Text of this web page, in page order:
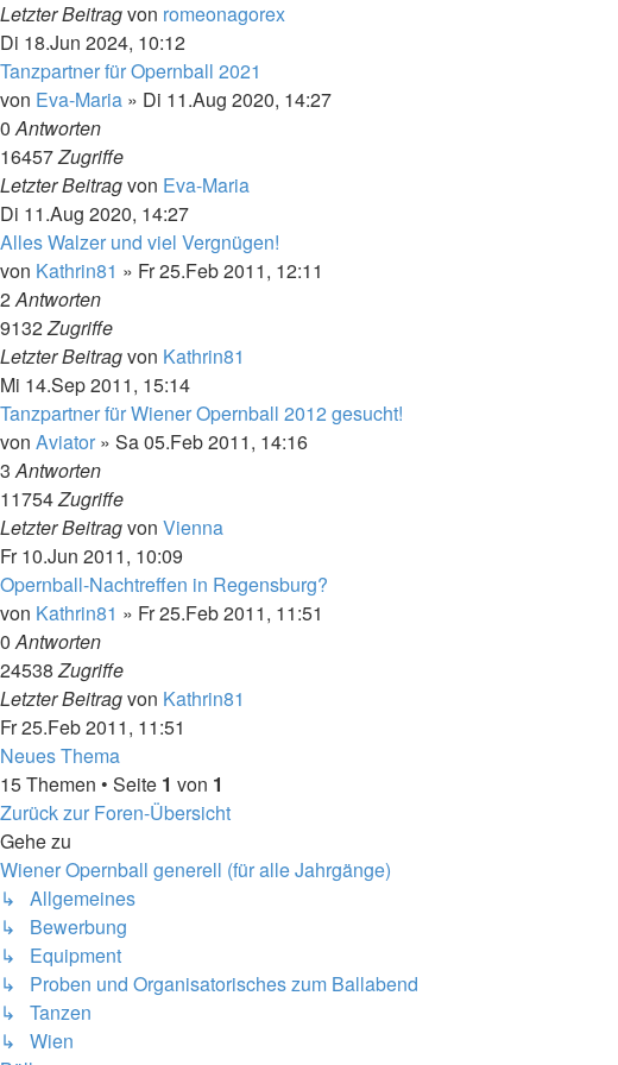
Letzter Beitragvon romeonagorex
Di 18.Jun 2024, 10:12
Tanzpartner für Opernball 2021
von Eva-Maria » Di 11.Aug 2020, 14:27
0Antworten
16457Zugriffe
Letzter Beitragvon Eva-Maria
Di 11.Aug 2020, 14:27
Alles Walzer und viel Vergnügen!
von Kathrin81 » Fr 25.Feb 2011, 12:11
2Antworten
9132Zugriffe
Letzter Beitragvon Kathrin81
Mi 14.Sep 2011, 15:14
Tanzpartner für Wiener Opernball 2012 gesucht!
von Aviator » Sa 05.Feb 2011, 14:16
3Antworten
11754Zugriffe
Letzter Beitragvon Vienna
Fr 10.Jun 2011, 10:09
Opernball-Nachtreffen in Regensburg?
von Kathrin81 » Fr 25.Feb 2011, 11:51
0Antworten
24538Zugriffe
Letzter Beitragvon Kathrin81
Fr 25.Feb 2011, 11:51
Neues Thema
15 Themen • Seite 1 von 1
Zurück zur Foren-Übersicht
Gehe zu
Wiener Opernball generell (für alle Jahrgänge)
↳ Allgemeines
↳ Bewerbung
↳ Equipment
↳ Proben und Organisatorisches zum Ballabend
↳ Tanzen
↳ Wien